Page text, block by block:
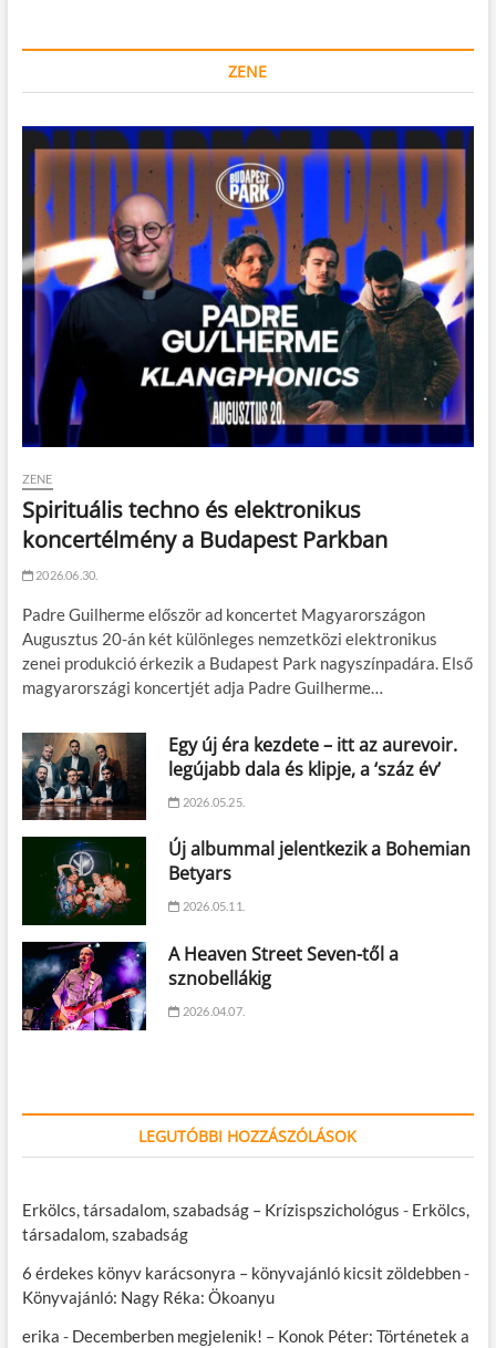
ZENE
ZENE
Spirituális techno és elektronikus
koncertélmény a Budapest Parkban
2026.06.30.
Padre Guilherme először ad koncertet Magyarországon
Augusztus 20-án két különleges nemzetközi elektronikus
zenei produkció érkezik a Budapest Park nagyszínpadára. Első
magyarországi koncertjét adja Padre Guilherme…
Egy új éra kezdete – itt az aurevoir.
legújabb dala és klipje, a ‘száz év’
2026.05.25.
Új albummal jelentkezik a Bohemian
Betyars
2026.05.11.
A Heaven Street Seven-től a
sznobellákig
2026.04.07.
LEGUTÓBBI HOZZÁSZÓLÁSOK
Erkölcs, társadalom, szabadság – Krízispszichológus - Erkölcs,
társadalom, szabadság
6 érdekes könyv karácsonyra – könyvajánló kicsit zöldebben-
Könyvajánló: Nagy Réka: Ökoanyu
erika - Decemberben megjelenik! – Konok Péter: Történetek a